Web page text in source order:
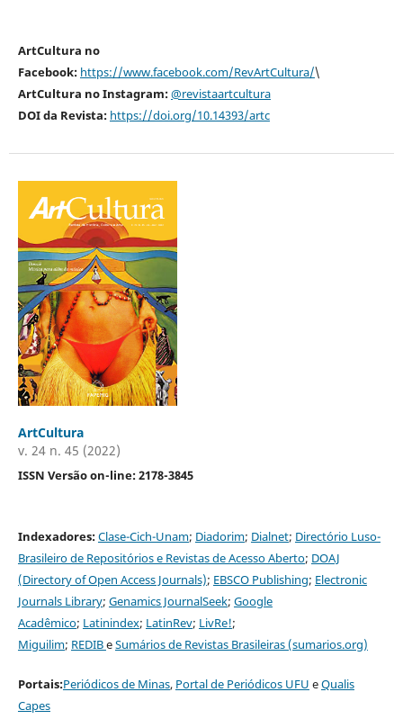
ArtCultura no
Facebook: https://www.facebook.com/RevArtCultura/\
ArtCultura no Instagram:@revistaartcultura
DOI da Revista: https://doi.org/10.14393/artc
ArtCultura
v. 24 n. 45 (2022)
ISSN Versão on-line: 2178-3845
Indexadores:Clase-Cich-Unam; Diadorim; Dialnet; Directório Luso-
Brasileiro de Repositórios e Revistas de Acesso Aberto; DOAJ
(Directory of Open Access Journals); EBSCO Publishing; Electronic
Journals Library; Genamics JournalSeek; Google
Acadêmico; Latinindex; LatinRev; LivRe!;
Miguilim; REDIBeSumários de Revistas Brasileiras (sumarios.org)
Portais:Periódicos de Minas, Portal de Periódicos UFU eQualis
Capes